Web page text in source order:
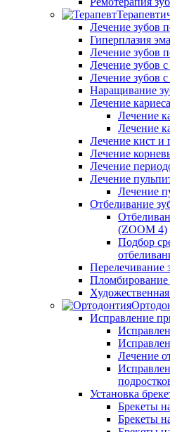
Лечение зубов
Гиперплазия
Лечение зубов
Лечение зубов
Лечение зубов
Наращивание
Лечение кариеса
Лечение
Лечение
Лечение кист и
Лечение
Лечение
Лечение
Лечение
Отбеливание
(ZOOM 4)
Подбор
Перелечивание
Пломбирование
Исправление
Лечение
Установка
Брекеты
Брекеты